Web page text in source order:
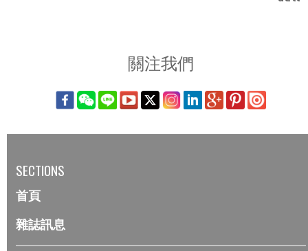
關注我們
SECTIONS
首頁
雜誌訊息